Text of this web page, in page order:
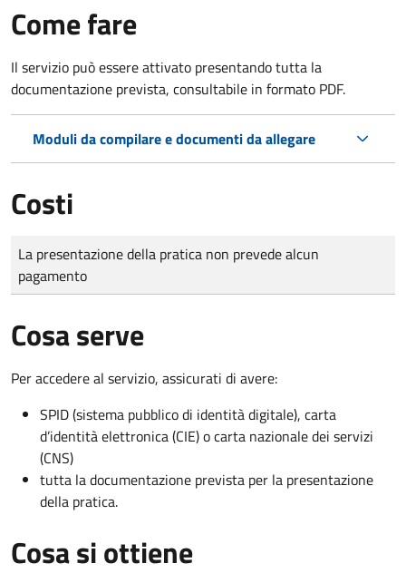
Come fare
Il servizio può essere attivato presentando tutta la
documentazione prevista, consultabile in formato PDF.
Moduli da compilare e documenti da allegare
Costi
Tipo di pagamento
Importo
La presentazione della pratica non prevede alcun
pagamento
Cosa serve
Per accedere al servizio, assicurati di avere:
SPID (sistema pubblico di identità digitale), carta
d’identità elettronica (CIE) o carta nazionale dei servizi
(CNS)
tutta la documentazione prevista per la presentazione
della pratica.
Cosa si ottiene